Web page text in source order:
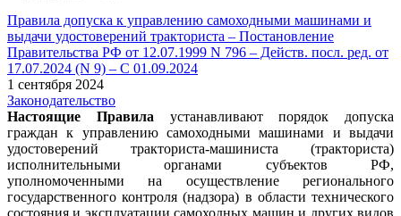
Правила допуска к управлению самоходными машинами и
выдачи удостоверений тракториста – Постановление
Правительства РФ от 12.07.1999 N 796 – Действ. посл. ред. от
17.07.2024 (N 9) – С 01.09.2024
1 сентября 2024
Законодательство
Настоящие Правила устанавливают порядок допуска
граждан к управлению самоходными машинами и выдачи
удостоверений тракториста-машиниста (тракториста)
исполнительными органами субъектов РФ,
уполномоченными на осуществление регионального
государственного контроля (надзора) в области технического
состояния и эксплуатации самоходных машин и других видов